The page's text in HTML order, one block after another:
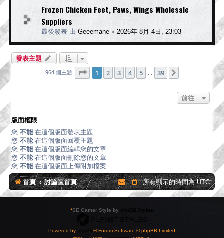
Frozen Chicken Feet, Paws, Wings Wholesale
Suppliers
最後發表 由 Geeemane « 2026年 8月 4日, 23:03
發表主題
964 個主題 第 1 頁 (共39 頁)
1 2 3 4 5 39
前往
版面權限
您 不能 在這個版面發表主題
您 不能 在這個版面回覆主題
您 不能 在這個版面編輯您的文章
您 不能 在這個版面刪除您的文章
您 不能 在這個版面上傳附加檔案
首頁 討論區首頁 所有顯示的時間為UTC
*SE Gamer Style by phpBB Styles
Powered by
® Forum Software © phpBB Limited